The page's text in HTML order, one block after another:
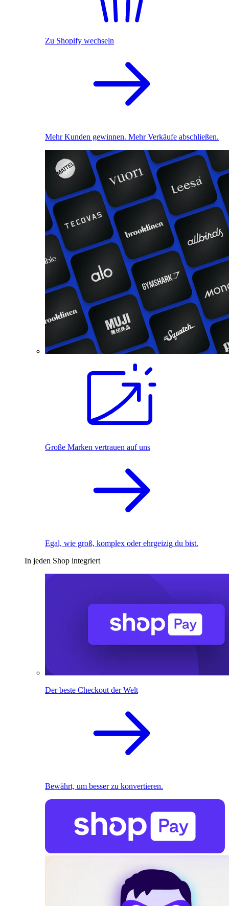
Zu Shopify wechseln
Mehr Kunden gewinnen. Mehr Verkäufe abschließen.
Große Marken vertrauen auf uns
Egal, wie groß, komplex oder ehrgeizig du bist.
In jeden Shop integriert
Der beste Checkout der Welt
Bewährt, um besser zu konvertieren.